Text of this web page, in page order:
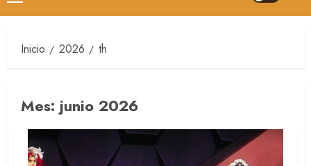
Inicio 2026 th
Mes: junio 2026